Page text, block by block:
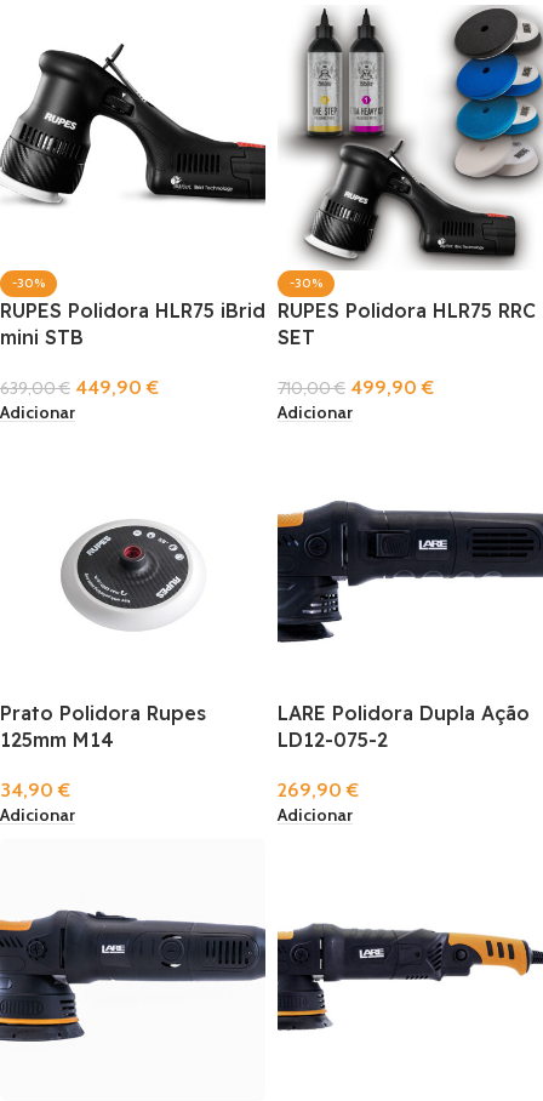
-30%
RUPES Polidora HLR75 iBrid
mini STB
639,00€ 449,90€
Adicionar
-30%
RUPES Polidora HLR75 RRC
SET
710,00€ 499,90€
Adicionar
Prato Polidora Rupes
125mm M14
34,90€
Adicionar
LARE Polidora Dupla Ação
LD12-075-2
269,90€
Adicionar